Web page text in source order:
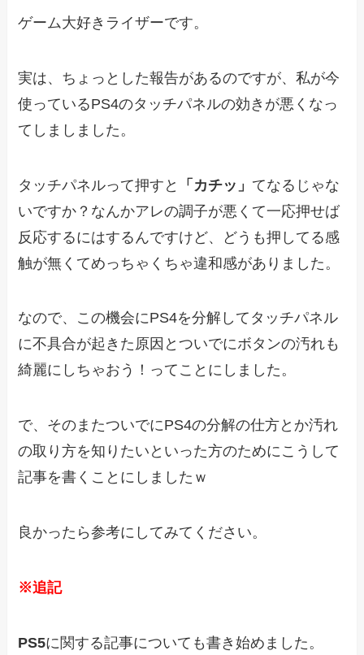
ゲーム大好きライザーです。
実は、ちょっとした報告があるのですが、私が今
使っているPS4のタッチパネルの効きが悪くなっ
てしましました。
タッチパネルって押すと 「カチッ」 てなるじゃな
いですか？なんかアレの調子が悪くて一応押せば
反応するにはするんですけど、どうも押してる感
触が無くてめっちゃくちゃ違和感がありました。
なので、この機会にPS4を分解してタッチパネル
に不具合が起きた原因とついでにボタンの汚れも
綺麗にしちゃおう！ってことにしました。
で、そのまたついでにPS4の分解の仕方とか汚れ
の取り方を知りたいといった方のためにこうして
記事を書くことにしましたｗ
良かったら参考にしてみてください。
※追記
PS5に関する記事についても書き始めました。